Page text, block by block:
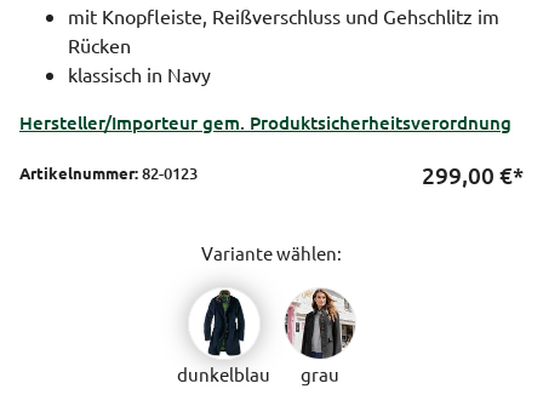
mit Knopfleiste, Reißverschluss und Gehschlitz im
Rücken
klassisch in Navy
Hersteller/Importeur gem. Produktsicherheitsverordnung
Artikelnummer:82-0123 299,00 €*
Variante wählen:
dunkelblau grau